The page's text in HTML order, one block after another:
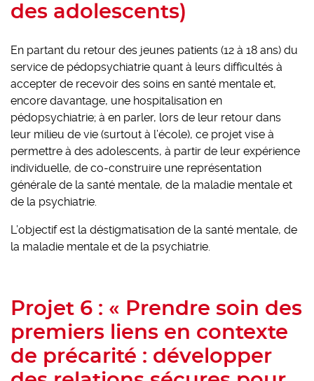
des adolescents)
En partant du retour des jeunes patients (12 à 18 ans) du
service de pédopsychiatrie quant à leurs difficultés à
accepter de recevoir des soins en santé mentale et,
encore davantage, une hospitalisation en
pédopsychiatrie; à en parler, lors de leur retour dans
leur milieu de vie (surtout à l’école), ce projet vise à
permettre à des adolescents, à partir de leur expérience
individuelle, de co-construire une représentation
générale de la santé mentale, de la maladie mentale et
de la psychiatrie.
L’objectif est la déstigmatisation de la santé mentale, de
la maladie mentale et de la psychiatrie.
Projet 6 : « Prendre soin des
premiers liens en contexte
de précarité : développer